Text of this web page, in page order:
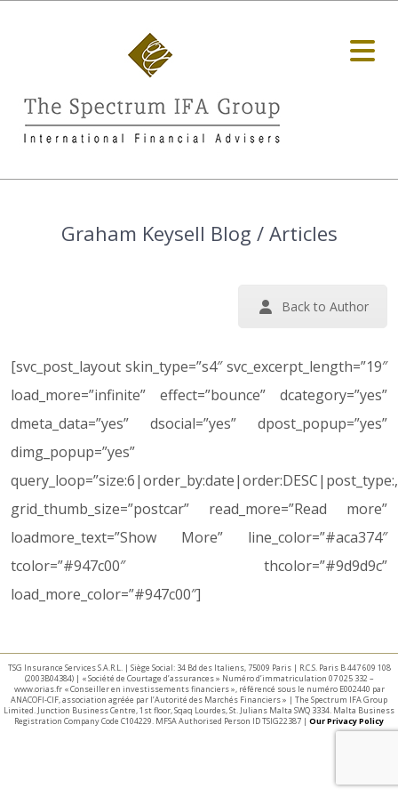
Graham Keysell Blog / Articles
Back to Author
[svc_post_layout skin_type=”s4″ svc_excerpt_length=”19″
load_more=”infinite” effect=”bounce” dcategory=”yes”
dmeta_data=”yes” dsocial=”yes” dpost_popup=”yes”
dimg_popup=”yes”
grid_thumb_size=”postcar” read_more=”Read more”
loadmore_text=”Show More” line_color=”#aca374″
tcolor=”#947c00″ thcolor=”#9d9d9c”
load_more_color=”#947c00″]
TSG Insurance Services S.A.R.L. | Siège Social: 34 Bd des Italiens, 75009 Paris | R.C.S. Paris B 447 609 108
(2003B04384) | « Société de Courtage d’assurances » Numéro d’immatriculation 07 025 332 –
www.orias.fr « Conseiller en investissements financiers », référencé sous le numéro E002440 par
ANACOFI-CIF, association agréée par l’Autorité des Marchés Financiers » | The Spectrum IFA Group
Limited. Junction Business Centre, 1st floor, Sqaq Lourdes, St. Julians Malta SWQ 3334. Malta Business
Registration Company Code C104229. MFSA Authorised Person ID TSIG22387 | Our Privacy Policy